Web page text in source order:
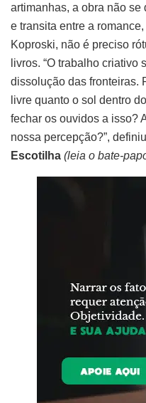
artimanhas, a obra não
e transita entre a
Koproski, não é preciso
livros. “O trabalho criativo
dissolução das fronteiras.
livre quanto o sol dentro
fechar os ouvidos a isso?
nossa percepção?”,
Escotilha (leia o bate-